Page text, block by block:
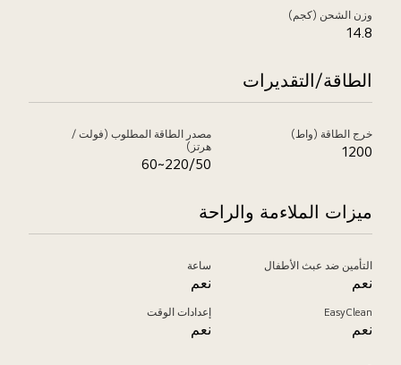
وزن الشحن (كجم)
14.8
الطاقة/التقديرات
خرج الطاقة (واط)
1200
مصدر الطاقة المطلوب (فولت /
هرتز)
220/50~60
ميزات الملاءمة والراحة
التأمين ضد عبث الأطفال
نعم
ساعة
نعم
EasyClean
نعم
إعدادات الوقت
نعم